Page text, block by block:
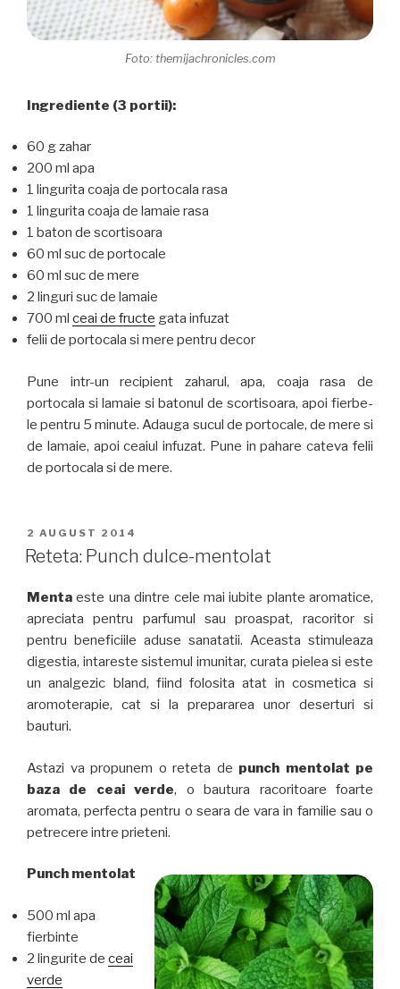
Foto: themijachronicles.com
Ingrediente (3 portii):
60 g zahar
200 ml apa
1 lingurita coaja de portocala rasa
1 lingurita coaja de lamaie rasa
1 baton de scortisoara
60 ml suc de portocale
60 ml suc de mere
2 linguri suc de lamaie
700 ml ceai de fructe gata infuzat
felii de portocala si mere pentru decor
Pune intr-un recipient zaharul, apa, coaja rasa de
portocala si lamaie si batonul de scortisoara, apoi fierbe-
le pentru 5 minute. Adauga sucul de portocale, de mere si
de lamaie, apoi ceaiul infuzat. Pune in pahare cateva felii
de portocala si de mere.
PUBLICAT
PE
2 AUGUST 2014
Reteta: Punch dulce-mentolat
Menta este una dintre cele mai iubite plante aromatice,
apreciata pentru parfumul sau proaspat, racoritor si
pentru beneficiile aduse sanatatii. Aceasta stimuleaza
digestia, intareste sistemul imunitar, curata pielea si este
un analgezic bland, fiind folosita atat in cosmetica si
aromoterapie, cat si la prepararea unor deserturi si
bauturi.
Astazi va propunem o reteta de punch mentolat pe
baza de ceai verde, o bautura racoritoare foarte
aromata, perfecta pentru o seara de vara in familie sau o
petrecere intre prieteni.
Punch mentolat
500 ml apa
fierbinte
2 lingurite de ceai
verde